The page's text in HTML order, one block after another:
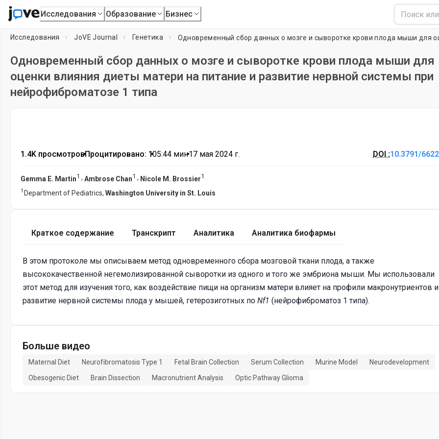
Исследования Образование Бизнес
Исследования JoVE Journal Генетика
Одновременный сбор данных о мозге и сыворотке крови плода мыши для
оценки влияния диеты матери на питание и развитие нервной системы при
нейрофиброматозе 1 типа
1.4K просмотров•Процитировано: 1•05:44 мин•17 мая 2024 г. DOI :10.3791/
Gemma E. Martin1 , Ambrose Chan1 , Nicole M. Brossier1
1 Department of Pediatrics, Washington University in St. Louis
Краткое содержание Транскрипт Аналитика Аналитика биофармы
В этом протоколе мы описываем метод одновременного сбора мозговой ткани плода, а также
высококачественной негемолизированной сыворотки из одного и того же эмбриона мыши. Мы использовали
этот метод для изучения того, как воздействие пищи на организм матери влияет на профили макронутриентов и
развитие нервной системы плода у мышей, гетерозиготных по Nf1 (нейрофиброматоз 1 типа).
Больше видео
Maternal Diet Neurofibromatosis Type 1 Fetal Brain Collection Serum Collection Murine Model
Neurodevelopment
Obesogenic Diet
Brain Dissection Macronutrient Analysis Optic Pathway Glioma